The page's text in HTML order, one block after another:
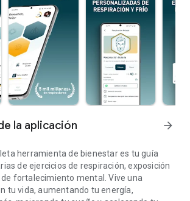
la aplicación arrow_forward
herramienta de bienestar es tu guía
de ejercicios de respiración, exposición
fortalecimiento mental. Vive una
tu vida, aumentando tu energía,